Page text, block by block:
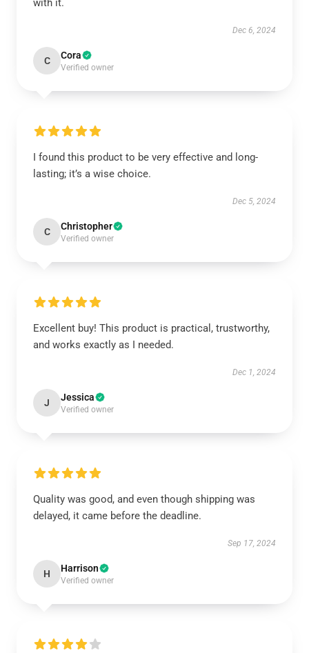
with it.
Dec 6, 2024
C Cora
Verified owner
I found this product to be very effective and long-
lasting; it’s a wise choice.
Dec 5, 2024
C Christopher
Verified owner
Excellent buy! This product is practical, trustworthy,
and works exactly as I needed.
Dec 1, 2024
J Jessica
Verified owner
Quality was good, and even though shipping was
delayed, it came before the deadline.
Sep 17, 2024
H Harrison
Verified owner